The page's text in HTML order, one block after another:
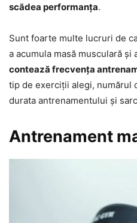
scădea performanța.
Sunt foarte multe lucruri de
a acumula masă musculară
contează frecvența
tip de exerciții alegi, numărul
durata antrenamentului și
Antrenament